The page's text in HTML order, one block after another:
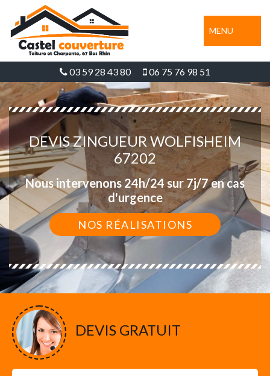
MENU
03 59 28 43 80 06 75 76 98 51
DEVIS ZINGUEUR WOLFISHEIM
67202
Nous intervenons 24h/24 sur 7j/7 en cas
d'urgence
NOS RÉALISATIONS
DEVIS GRATUIT